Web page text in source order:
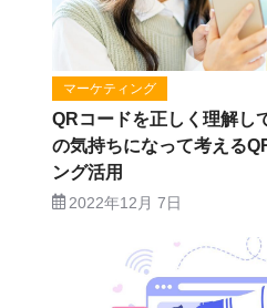
マーケティング
QRコードを正しく理解
の気持ちになって考える
ング活用
2022年12月 7日